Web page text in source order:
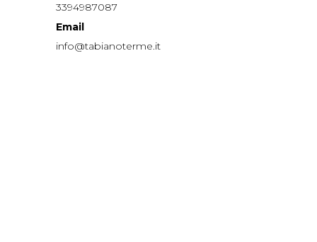
3394987087
Email
info@tabianoterme.it